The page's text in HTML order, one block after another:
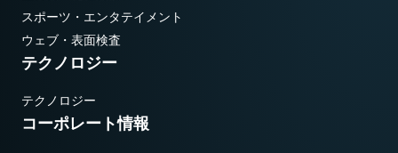
スポーツ・エンタテイメント
ウェブ・表面検査
テクノロジー
テクノロジー
コーポレート情報